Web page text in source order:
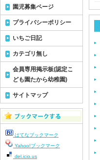
園児募集ページ
プライバシーポリシー
いちご日記
カテゴリ無し
会員専用掲示板(認定こ
ども園たから幼稚園)
サイトマップ
はてなブックマーク
Yahoo!ブックマーク
del.icio.us